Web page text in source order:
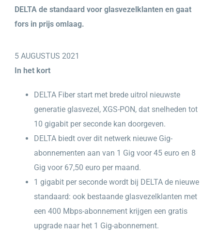
DELTA de standaard voor glasvezelklanten en gaat
fors in prijs omlaag.
5 AUGUSTUS 2021
In het kort
DELTA Fiber start met brede uitrol nieuwste
generatie glasvezel, XGS-PON, dat snelheden tot
10 gigabit per seconde kan doorgeven.
DELTA biedt over dit netwerk nieuwe Gig-
abonnementen aan van 1 Gig voor 45 euro en 8
Gig voor 67,50 euro per maand.
1 gigabit per seconde wordt bij DELTA de nieuwe
standaard: ook bestaande glasvezelklanten met
een 400 Mbps-abonnement krijgen een gratis
upgrade naar het 1 Gig-abonnement.